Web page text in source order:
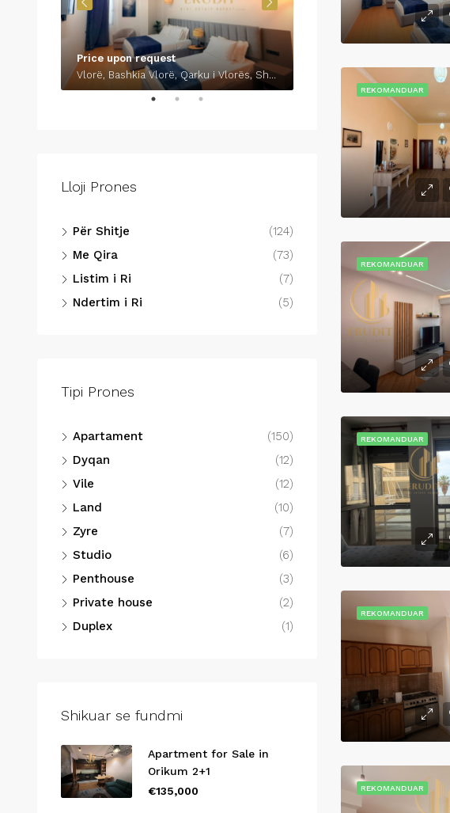
REKOMANDUAR
REKOMANDUAR
REKOMANDUAR
REKOMANDUAR
REKOMANDUAR
Price upon request
Vlorë, Bashkia Vlorë, Qarku i Vlorës, Shqipëria Jugore, 9401-9403, Shqipëria
Lloji Prones
Për Shitje
(124)
Me Qira
(73)
Listim i Ri
(7)
Ndertim i Ri
(5)
Tipi Prones
Apartament
(150)
Dyqan
(12)
Vile
(12)
Land
(10)
Zyre
(7)
Studio
(6)
Penthouse
(3)
Private house
(2)
Duplex
(1)
Shikuar se fundmi
Apartment for Sale in
Orikum 2+1
€135,000